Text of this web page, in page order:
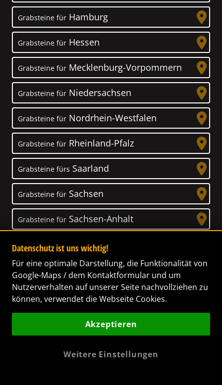
Grabsteine für Hamburg
Grabsteine für Hessen
Grabsteine für Mecklenburg-Vorpommern
Grabsteine für Niedersachsen
Grabsteine für Nordrhein-Westfalen
Grabsteine für Rheinland-Pfalz
Grabsteine fürs Saarland
Grabsteine für Sachsen
Grabsteine für Sachsen-Anhalt
Grabsteine für Schleswig-Holstein
Grabsteine fürThüringen
Unser Anspruch
Das Leben ist ein Geschenk! – Nun haben wir
Datenschutz ist uns wichtig!
Für eine optimale Darstellung, die Funktionalität von
Google-Maps / dem Kontaktformular und um
Nutzerverhalten auf unserer Seite nachvollziehen zu
können, verwendet die Webseite Cookies.
Akzeptieren
Weitere Einstellungen